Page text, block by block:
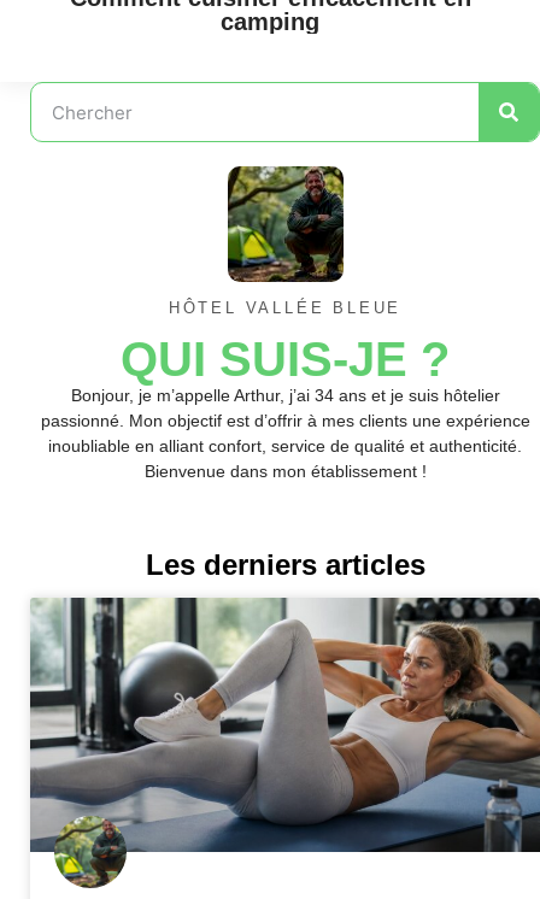
camping
HÔTEL VALLÉE BLEUE
QUI SUIS-JE ?
Bonjour, je m’appelle Arthur, j’ai 34 ans et je suis hôtelier
passionné. Mon objectif est d’offrir à mes clients une expérience
inoubliable en alliant confort, service de qualité et authenticité.
Bienvenue dans mon établissement !
Les derniers articles